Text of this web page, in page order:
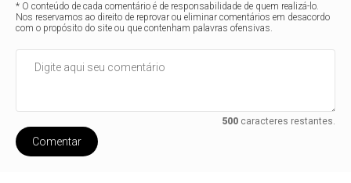
* O conteúdo de cada comentário é de responsabilidade de quem realizá-lo.
Nos reservamos ao direito de reprovar ou eliminar comentários em desacordo
com o propósito do site ou que contenham palavras ofensivas.
500caracteres restantes.
Comentar